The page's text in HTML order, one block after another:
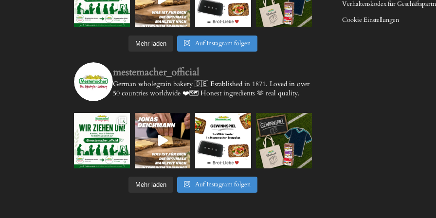
Mehr laden Auf Instagram folgen
mestemacher_official
German wholegrain bakery 🇩🇪 Established in 1871. Loved in over
50 countries worldwide ❤️🗺️ Honest ingredients 🫶 real quality.
Mehr laden Auf Instagram folgen
Verhaltenskodex für
Cookie Einstellungen